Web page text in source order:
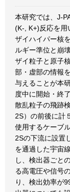
本研究では、J-
(K-, K+)反応を用
ザイハイパー核
ルギー準位と崩
ザイ粒子と原子
部・虚部の情報
与えることが本
度中に開始・終
散乱粒子の飛跡
2S）の前後に計
使用するケーブ
2Sの下流に設置
を通過した宇宙
し、検出器ごと
る高電圧や信号
り、検出効率が